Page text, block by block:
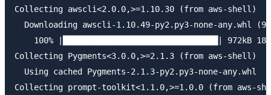
Collecting awscli<2.0.0,>=1.10.30 (from aws-shell)
Downloading awscli-1.10.49-py2.py3-none-any.whl
100% |████████████████████████████████| 972kB
Collecting Pygments<3.0.0,>=2.1.3 (from aws-shell)
  Using cached Pygments-2.1.3-py2.py3-none-any.whl
Collecting prompt-toolkit<1.1.0,>=1.0.0 (from aws-